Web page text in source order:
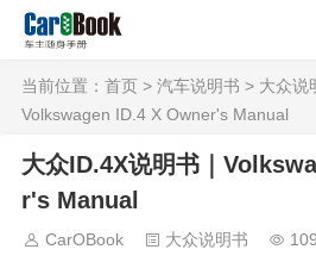
当前位置： 首页 > 汽车说明书 > 大众说
Volkswagen ID.4 X Owner's Manual
大众ID.4X说明书｜
r's Manual
CarOBook 大众说明书